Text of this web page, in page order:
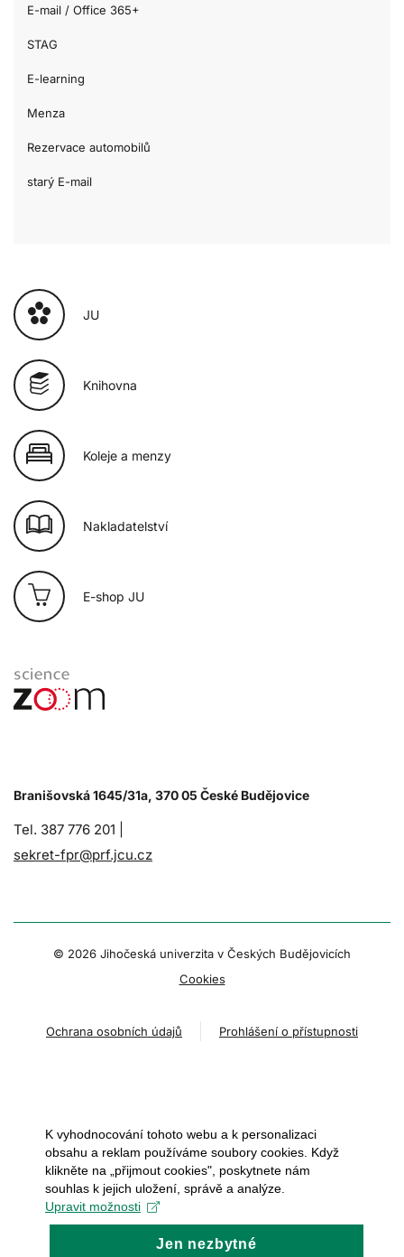
E-mail / Office 365+
STAG
E-learning
Menza
Rezervace automobilů
starý E-mail
JU
Knihovna
Koleje a menzy
Nakladatelství
E-shop JU
Branišovská 1645/31a, 370 05 České Budějovice
Tel. 387 776 201 |
sekret-fpr@prf.jcu.cz
© 2026 Jihočeská univerzita v Českých Budějovicích
Cookies
Ochrana osobních údajů Prohlášení o přístupnosti
K vyhodnocování tohoto webu a k personalizaci
obsahu a reklam používáme soubory cookies. Když
klikněte na „přijmout cookies", poskytnete nám
souhlas k jejich uložení, správě a analýze.
Upravit možnosti
Jen nezbytné